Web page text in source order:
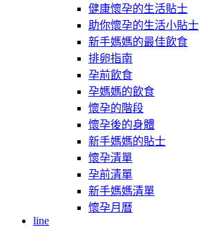
健康懷孕的生活貼士
助你懷孕的生活小貼士
新手媽媽的最佳飲食
排卵指南
孕前飲食
孕媽媽的飲食
懷孕的階段
懷孕後的身體
新手媽媽的貼士
懷孕清單
孕前清單
新手媽媽清單
懷孕月曆
line